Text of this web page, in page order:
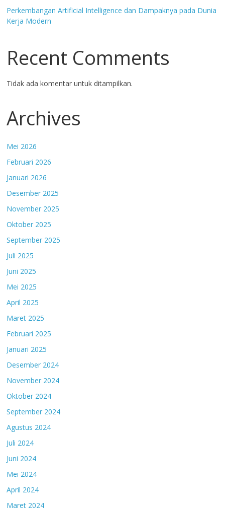
Perkembangan Artificial Intelligence dan Dampaknya pada Dunia
Kerja Modern
Recent Comments
Tidak ada komentar untuk ditampilkan.
Archives
Mei 2026
Februari 2026
Januari 2026
Desember 2025
November 2025
Oktober 2025
September 2025
Juli 2025
Juni 2025
Mei 2025
April 2025
Maret 2025
Februari 2025
Januari 2025
Desember 2024
November 2024
Oktober 2024
September 2024
Agustus 2024
Juli 2024
Juni 2024
Mei 2024
April 2024
Maret 2024